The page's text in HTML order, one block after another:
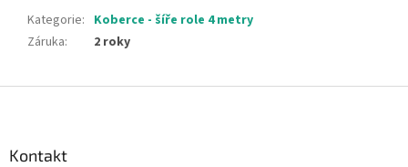
Kategorie: Koberce - šíře role 4 metry
Záruka: 2 roky
Kontakt